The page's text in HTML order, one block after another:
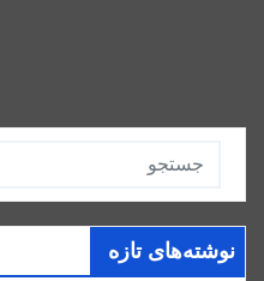
نوشته‌های تازه